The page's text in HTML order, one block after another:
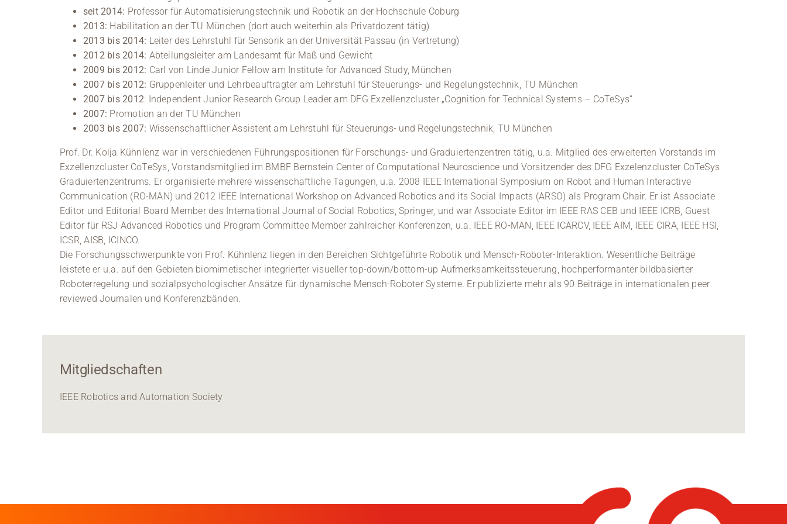
seit 2014: Professor für Automatisierungstechnik und Robotik an der Hochschule Coburg
2013: Habilitation an der TU München (dort auch weiterhin als Privatdozent tätig)
2013 bis 2014: Leiter des Lehrstuhl für Sensorik an der Universität Passau (in Vertretung)
2012 bis 2014: Abteilungsleiter am Landesamt für Maß und Gewicht
2009 bis 2012: Carl von Linde Junior Fellow am Institute for Advanced Study, München
2007 bis 2012: Gruppenleiter und Lehrbeauftragter am Lehrstuhl für Steuerungs- und Regelungstechnik, TU München
2007 bis 2012: Independent Junior Research Group Leader am DFG Exzellenzcluster „Cognition for Technical Systems – CoTeSys“
2007: Promotion an der TU München
2003 bis 2007: Wissenschaftlicher Assistent am Lehrstuhl für Steuerungs- und Regelungstechnik, TU München
Prof. Dr. Kolja Kühnlenz war in verschiedenen Führungspositionen für Forschungs- und Graduiertenzentren tätig, u.a. Mitglied des erweiterten Vorstands im
Exzellenzcluster CoTeSys, Vorstandsmitglied im BMBF Bernstein Center of Computational Neuroscience und Vorsitzender des DFG Exzelenzcluster CoTeSys
Graduiertenzentrums. Er organisierte mehrere wissenschaftliche Tagungen, u.a. 2008 IEEE International Symposium on Robot and Human Interactive
Communication (RO-MAN) und 2012 IEEE International Workshop on Advanced Robotics and its Social Impacts (ARSO) als Program Chair. Er ist Associate
Editor und Editorial Board Member des International Journal of Social Robotics, Springer, und war Associate Editor im IEEE RAS CEB und IEEE ICRB, Guest
Editor für RSJ Advanced Robotics und Program Committee Member zahlreicher Konferenzen, u.a. IEEE RO-MAN, IEEE ICARCV, IEEE AIM, IEEE CIRA, IEEE HSI,
ICSR, AISB, ICINCO.
Die Forschungsschwerpunkte von Prof. Kühnlenz liegen in den Bereichen Sichtgeführte Robotik und Mensch-Roboter-Interaktion. Wesentliche Beiträge
leistete er u.a. auf den Gebieten biomimetischer integrierter visueller top-down/bottom-up Aufmerksamkeitssteuerung, hochperformanter bildbasierter
Roboterregelung und sozialpsychologischer Ansätze für dynamische Mensch-Roboter Systeme. Er publizierte mehr als 90 Beiträge in internationalen peer
reviewed Journalen und Konferenzbänden.
Mitgliedschaften
IEEE Robotics and Automation Society